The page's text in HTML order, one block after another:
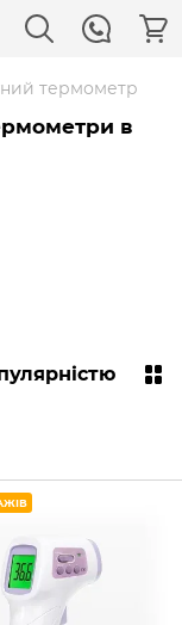
термометр
в